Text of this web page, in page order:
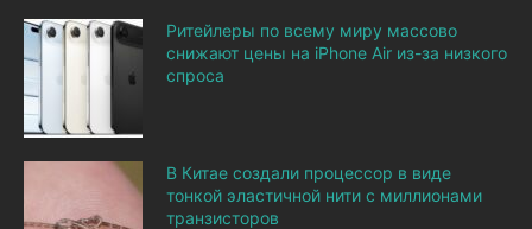
Ритейлеры по всему миру массово
снижают цены на iPhone Air из-за низкого
спроса
В Китае создали процессор в виде
тонкой эластичной нити с миллионами
транзисторов